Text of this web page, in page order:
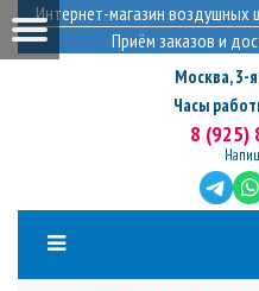
Интернет-магазин воздушных
Приём заказов и
Москва,3-
Часы
8 (925)